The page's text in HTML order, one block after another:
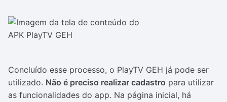
Concluído esse processo, o PlayTV GEH já pode ser
utilizado. Não é preciso realizar cadastro para utilizar
as funcionalidades do app. Na página inicial, há